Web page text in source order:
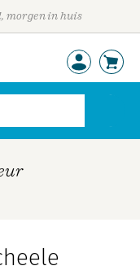
morgen in huis